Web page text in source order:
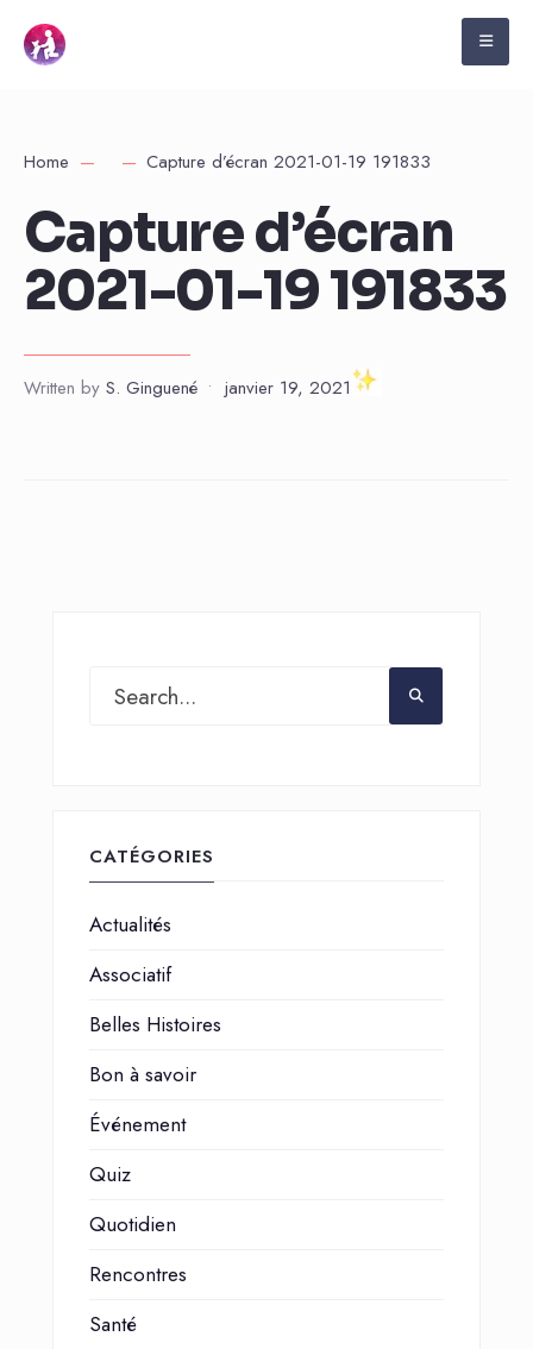
Home Capture d’écran 2021-01-19 191833
Capture d’écran
2021-01-19 191833
Written by S. Ginguené • janvier 19, 2021
CATÉGORIES
Actualités
Associatif
Belles Histoires
Bon à savoir
Événement
Quiz
Quotidien
Rencontres
Santé